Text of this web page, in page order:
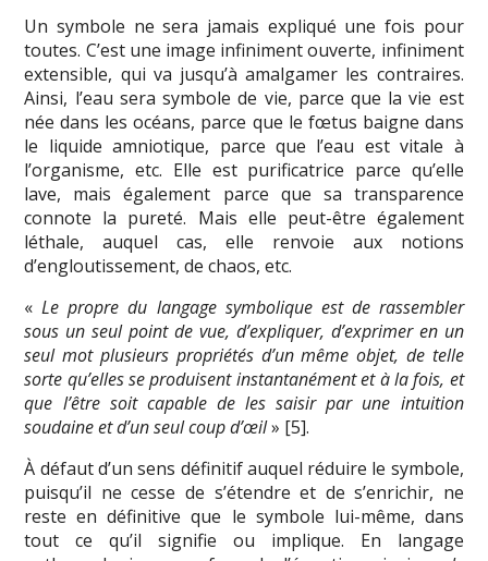
Un symbole ne sera jamais expliqué une fois pour
toutes. C’est une image infiniment ouverte, infiniment
extensible, qui va jusqu’à amalgamer les contraires.
Ainsi, l’eau sera symbole de vie, parce que la vie est
née dans les océans, parce que le fœtus baigne dans
le liquide amniotique, parce que l’eau est vitale à
l’organisme, etc. Elle est purificatrice parce qu’elle
lave, mais également parce que sa transparence
connote la pureté. Mais elle peut-être également
léthale, auquel cas, elle renvoie aux notions
d’engloutissement, de chaos, etc.
«Le propre du langage symbolique est de rassembler
sous un seul point de vue, d’expliquer, d’exprimer en un
seul mot plusieurs propriétés d’un même objet, de telle
sorte qu’elles se produisent instantanément et à la fois, et
que l’être soit capable de les saisir par une intuition
soudaine et d’un seul coup d’œil» [5].
À défaut d’un sens définitif auquel réduire le symbole,
puisqu’il ne cesse de s’étendre et de s’enrichir, ne
reste en définitive que le symbole lui-même, dans
tout ce qu’il signifie ou implique. En langage